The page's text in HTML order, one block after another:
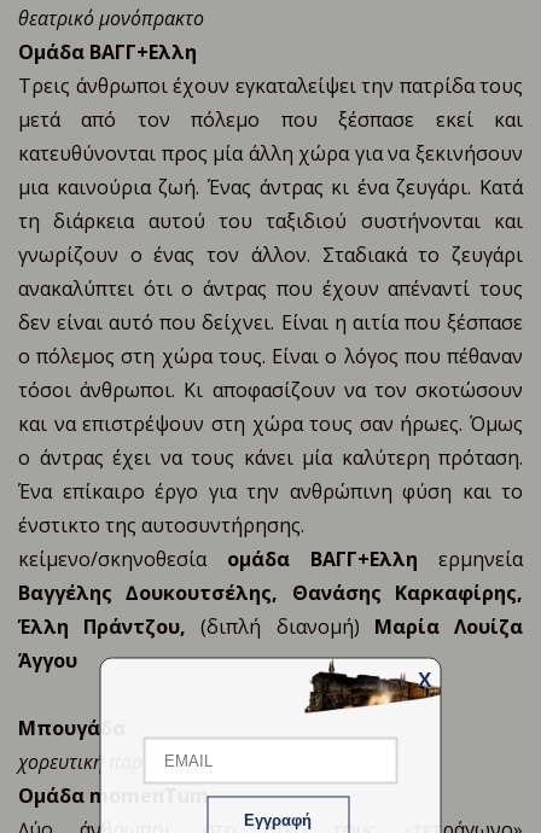
X
Name
θεατρικό μονόπρακτο
Ομάδα ΒΑΓΓ+Ελλη
Τρεις άνθρωποι έχουν εγκαταλείψει την πατρίδα τους
μετά από τον πόλεμο που ξέσπασε εκεί και
κατευθύνονται προς μία άλλη χώρα για να ξεκινήσουν
μια καινούρια ζωή. Ένας άντρας κι ένα ζευγάρι. Κατά
τη διάρκεια αυτού του ταξιδιού συστήνονται και
γνωρίζουν ο ένας τον άλλον. Σταδιακά το ζευγάρι
ανακαλύπτει ότι ο άντρας που έχουν απέναντί τους
δεν είναι αυτό που δείχνει. Είναι η αιτία που ξέσπασε
ο πόλεμος στη χώρα τους. Είναι ο λόγος που πέθαναν
τόσοι άνθρωποι. Κι αποφασίζουν να τον σκοτώσουν
και να επιστρέψουν στη χώρα τους σαν ήρωες. Όμως
ο άντρας έχει να τους κάνει μία καλύτερη πρόταση.
Ένα επίκαιρο έργο για την ανθρώπινη φύση και το
ένστικτο της αυτοσυντήρησης.
κείμενο/σκηνοθεσία oμάδα ΒΑΓΓ+Ελλη ερμηνεία
Βαγγέλης ∆ουκουτσέλης, Θανάσης Καρκαφίρης,
Έλλη Πράντζου, (διπλή διανομή) Μαρία Λουίζα
Άγγου
Μπουγάδα
χορευτική παράσταση
Ομάδα momenΤum